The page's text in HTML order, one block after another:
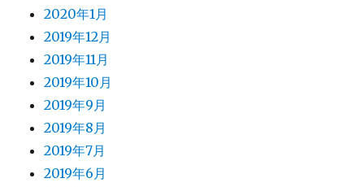
2020年1月
2019年12月
2019年11月
2019年10月
2019年9月
2019年8月
2019年7月
2019年6月